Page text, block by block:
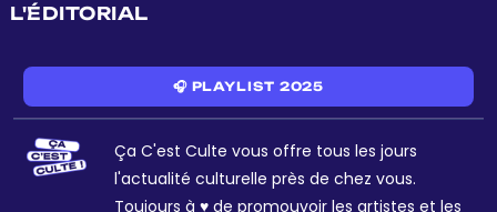
L'ÉDITORIAL
🎧 PLAYLIST 2025
Ça C'est Culte vous offre tous les jours
l'actualité culturelle près de chez vous.
Toujours à ♥ de promouvoir les artistes et les